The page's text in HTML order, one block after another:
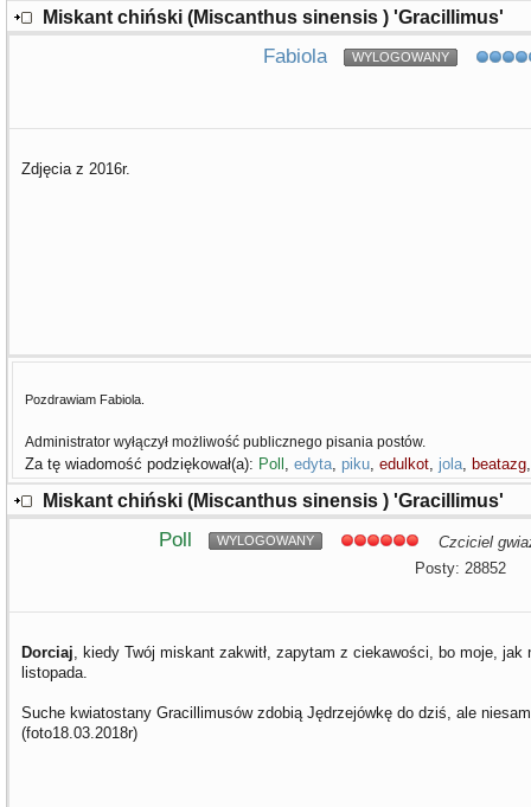
Miskant chiński (Miscanthus sinensis ) 'Gracillimus'
Fabiola WYLOGOWANY
Zdjęcia z 2016r.
Pozdrawiam Fabiola.
Administrator wyłączył możliwość publicznego pisania postów.
Za tę wiadomość podziękował(a): Poll edyta piku edulkot jola beatazg
Miskant chiński (Miscanthus sinensis ) 'Gracillimus'
Poll WYLOGOWANY
Czciciel
Posty: 28852
Dorciaj, kiedy Twój miskant zakwitł, zapytam z ciekawości, bo moje, jak
listopada.
Suche kwiatostany Gracillimusów zdobią Jędrzejówkę do dziś, ale
(foto18.03.2018r)